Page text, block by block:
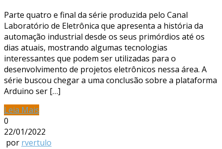
Parte quatro e final da série produzida pelo Canal
Laboratório de Eletrônica que apresenta a história da
automação industrial desde os seus primórdios até os
dias atuais, mostrando algumas tecnologias
interessantes que podem ser utilizadas para o
desenvolvimento de projetos eletrônicos nessa área. A
série buscou chegar a uma conclusão sobre a plataforma
Arduino ser […]
Leia Mais
0
22/01/2022
por rvertulo